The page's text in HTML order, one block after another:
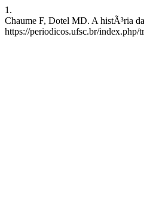
1.
Chaume F, Dotel MD. A histÃ³ria
https://periodicos.ufsc.br/index.php/